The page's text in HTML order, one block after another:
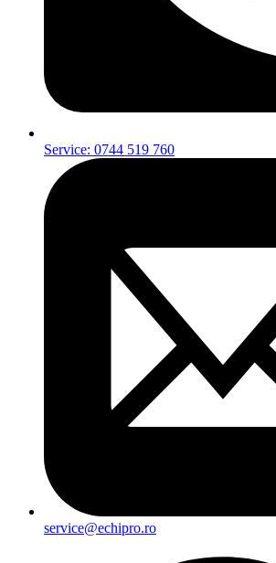
Service: 0744 519 760
service@echipro.ro